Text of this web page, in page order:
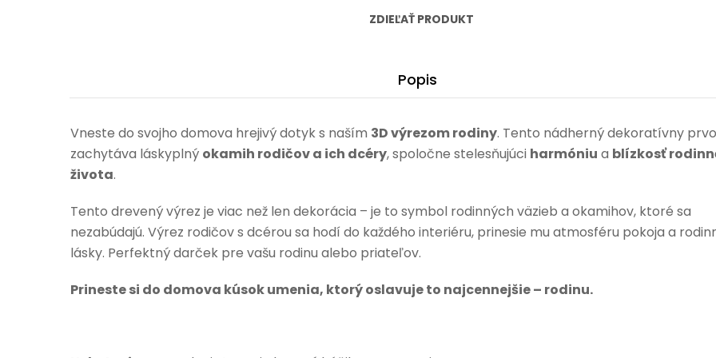
dcéra
ZDIEĽAŤ PRODUKT
Popis
Vneste do svojho domova hrejivý dotyk s naším 3D výrezom rodiny. Tento nádherný dekoratívny
zachytáva láskyplný okamih rodičov a ich dcéry, spoločne stelesňujúci harmóniu a blízkosť
života.
Tento drevený výrez je viac než len dekorácia – je to symbol rodinných väzieb a okamihov, ktoré sa
nezabúdajú. Výrez rodičov s dcérou sa hodí do každého interiéru, prinesie mu atmosféru pokoja a
lásky. Perfektný darček pre vašu rodinu alebo priateľov.
Prineste si do domova kúsok umenia, ktorý oslavuje to najcennejšie – rodinu.